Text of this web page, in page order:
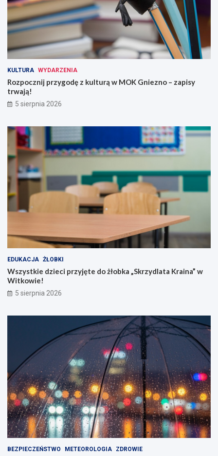
KULTURA WYDARZENIA
Rozpocznij przygodę z kulturą w MOK Gniezno – zapisy
trwają!
5 sierpnia 2026
EDUKACJA ŻŁOBKI
Wszystkie dzieci przyjęte do żłobka „Skrzydlata Kraina” w
Witkowie!
5 sierpnia 2026
BEZPIECZEŃSTWO METEOROLOGIA ZDROWIE